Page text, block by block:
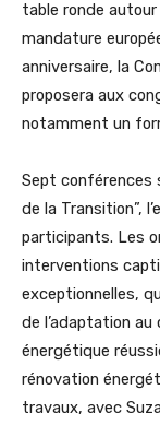
table ronde
mandature
anniversaire, la
proposera aux
notamment un
Sept conférences
de la Transition”,
participants. Les
interventions
exceptionnelles,
de l’adaptation
énergétique
rénovation
travaux, avec